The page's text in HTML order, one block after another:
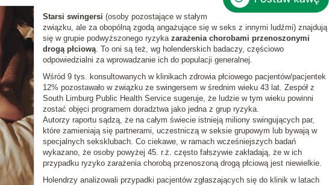
Starsi swingersi (osoby pozostające w stałym
związku, ale za obopólną zgodą angażujące się w seks z innymi ludźmi) znajdują
się w grupie podwyższonego ryzyka zarażenia chorobami przenoszonymi
drogą płciową. To oni są też, wg holenderskich badaczy, częściowo
odpowiedzialni za wprowadzanie ich do populacji generalnej.
Wśród 9 tys. konsultowanych w klinikach zdrowia płciowego pacjentów/pacjentek
12% pozostawało w związku ze swingersem w średnim wieku 43 lat. Zespół z
South Limburg Public Health Service sugeruje, że ludzie w tym wieku powinni
zostać objęci programem doradztwa jako jedna z grup ryzyka.
Autorzy raportu sądzą, że na całym świecie istnieją miliony swingujących par,
które zamieniają się partnerami, uczestniczą w seksie grupowym lub bywają w
specjalnych seksklubach. Co ciekawe, w ramach wcześniejszych badań
wykazano, że osoby powyżej 45. r.ż. często fałszywie zakładają, że w ich
przypadku ryzyko zarażenia chorobą przenoszoną drogą płciową jest niewielkie.
Holendrzy analizowali przypadki pacjentów zgłaszających się do klinik w latach